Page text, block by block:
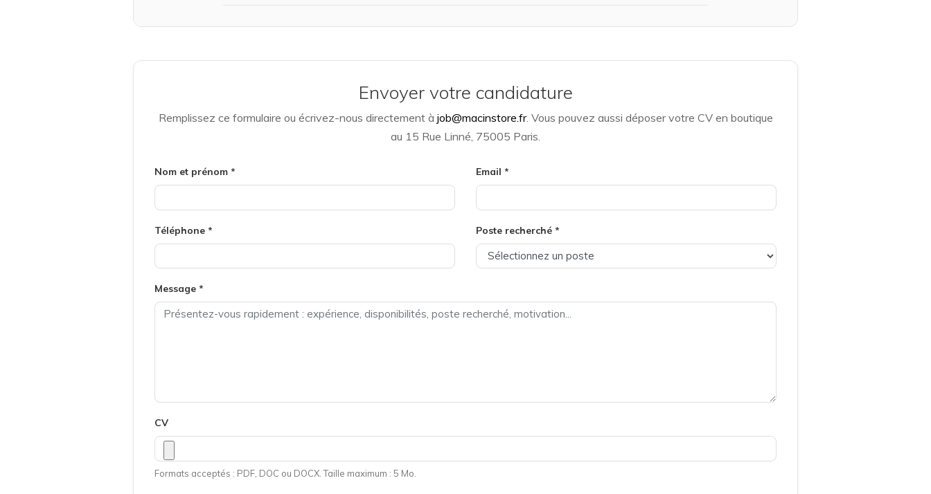
Envoyer votre candidature
Remplissez ce formulaire ou écrivez-nous directement à job@macinstore.fr. Vous pouvez aussi déposer votre CV en boutique
au 15 Rue Linné, 75005 Paris.
Nom et prénom * Email *
Téléphone * Poste recherché *
Message *
CV
Formats acceptés : PDF, DOC ou DOCX. Taille maximum : 5 Mo.